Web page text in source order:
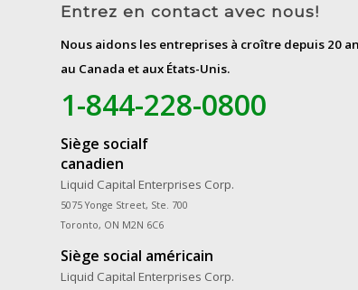
Entrez en contact avec nous!
Nous aidons les entreprises à croître depuis 20
au Canada et aux États-Unis.
1-844-228-0800
Siège socialf
canadien
Liquid Capital Enterprises Corp.
5075 Yonge Street, Ste. 700
Toronto, ON M2N 6C6
Siège social américain
Liquid Capital Enterprises Corp.